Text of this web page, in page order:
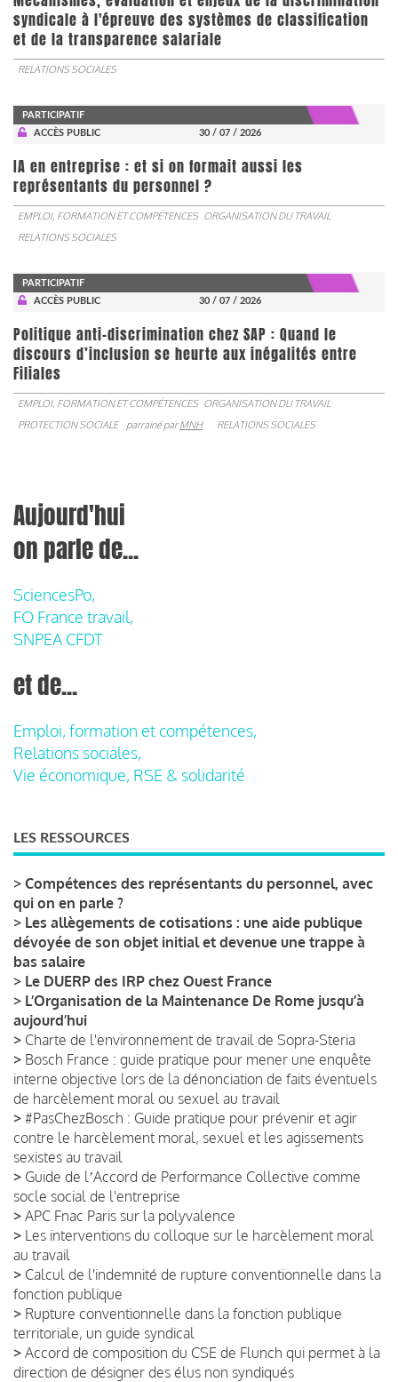
syndicale à l'épreuve des systèmes de classification
et de la transparence salariale
RELATIONS SOCIALES
PARTICIPATIF
ACCÈS PUBLIC
30 / 07 / 2026
IA en entreprise : et si on formait aussi les
représentants du personnel ?
EMPLOI, FORMATION ET COMPÉTENCES ORGANISATION DU TRAVAIL
RELATIONS SOCIALES
PARTICIPATIF
ACCÈS PUBLIC
30 / 07 / 2026
Politique anti-discrimination chez SAP : Quand le
discours d’inclusion se heurte aux inégalités entre
Filiales
EMPLOI, FORMATION ET COMPÉTENCES ORGANISATION DU TRAVAIL
PROTECTION SOCIALE
parrainé parMNH RELATIONS SOCIALES
Aujourd'hui
on parle de...
SciencesPo,
FO France travail,
SNPEA CFDT
et de...
Emploi, formation et compétences,
Relations sociales,
Vie économique, RSE & solidarité
LES RESSOURCES
> Compétences des représentants du personnel, avec
qui on en parle ?
> Les allègements de cotisations : une aide publique
dévoyée de son objet initial et devenue une trappe à
bas salaire
> Le DUERP des IRP chez Ouest France
> L’Organisation de la Maintenance De Rome jusqu’à
aujourd’hui
> Charte de l'environnement de travail de Sopra-Steria
> Bosch France : guide pratique pour mener une enquête
interne objective lors de la dénonciation de faits éventuels
de harcèlement moral ou sexuel au travail
> #PasChezBosch : Guide pratique pour prévenir et agir
contre le harcèlement moral, sexuel et les agissements
sexistes au travail
> Guide de lʼAccord de Performance Collective comme
socle social de l'entreprise
> APC Fnac Paris sur la polyvalence
> Les interventions du colloque sur le harcèlement moral
au travail
> Calcul de l'indemnité de rupture conventionnelle dans la
fonction publique
> Rupture conventionnelle dans la fonction publique
territoriale, un guide syndical
> Accord de composition du CSE de Flunch qui permet à la
direction de désigner des élus non syndiqués